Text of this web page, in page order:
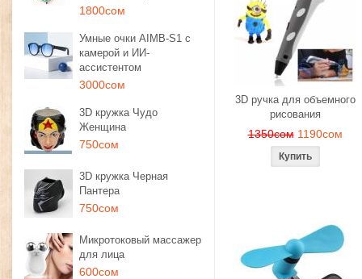
1800сом
Умные очки AIMB-S1 с
камерой и ИИ-
ассистентом
3000сом
3D кружка Чудо
Женщина
750сом
3D кружка Черная
Пантера
750сом
Микротоковый массажер
для лица
600сом
3D ручка для объемного
рисования
1350сом 1190сом